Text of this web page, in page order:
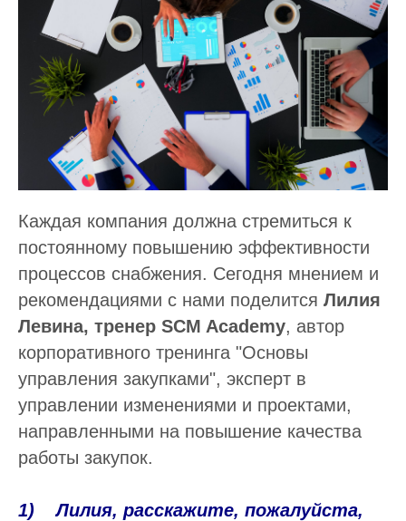
Каждая компания должна стремиться к
постоянному повышению эффективности
процессов снабжения. Сегодня мнением и
рекомендациями с нами поделится Лилия
Левина, тренер SCM Academy, автор
корпоративного тренинга "Основы
управления закупками", эксперт в
управлении изменениями и проектами,
направленными на повышение качества
работы закупок.
1) Лилия, расскажите, пожалуйста,